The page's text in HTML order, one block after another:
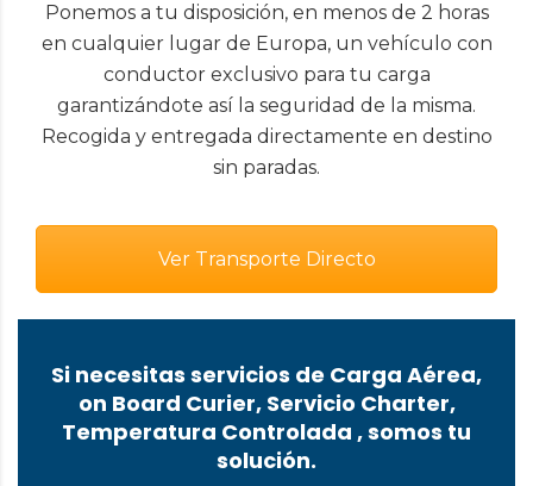
Ponemos a tu disposición, en menos de 2 horas
en cualquier lugar de Europa, un vehículo con
conductor exclusivo para tu carga
garantizándote así la seguridad de la misma.
Recogida y entregada directamente en destino
sin paradas.
Ver Transporte Directo
Si necesitas servicios de Carga Aérea,
on Board Curier, Servicio Charter,
Temperatura Controlada , somos tu
solución.